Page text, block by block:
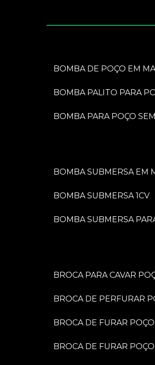
BOMBA DE POÇO EM
BOMBA PALITO PARA
BOMBA PARA POÇO
BOMBA SUBMERSA EM
BOMBA SUBMERSA 1CV
BOMBA SUBMERSA
BROCA PARA CAVAR
BROCA DE PERFURAR
BROCA DE FURAR
BROCA DE FURAR